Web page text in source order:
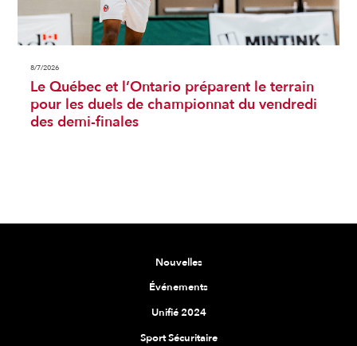
8/7/2026
Le Québec et l’Ontario préparent le terrain
pour les duels de championnat du vendredi
des demi-finales
Nouvelles
Événements
Unifié 2024
Sport Sécuritaire